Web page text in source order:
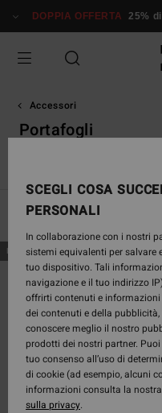
alla
griglie
prodotti
DOPPIA OFFERTA 25% di
Accessori
Portafogli
Filtra e Ordina
Salta
ai
criteri
ricerca
Vai
a
visualizza
ordine
NUOVO PRODOTTO
SCEGLI COSA
PERSONALI
In collaborazione con i nostri
sistemi equivalenti per salvare
tuo dispositivo. Tali
navigazione e il tuo indirizzo
offrirti contenuti e informazioni
dei contenuti e della
conoscere meglio il nostro
prodotti dei nostri partner.
tuo consenso all’uso di
di cookie (ad esempio, alcuni
informazioni consulta la nostra
sulla privacy.